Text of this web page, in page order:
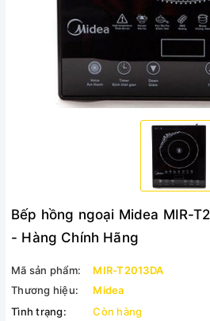
Bếp hồng ngoại Midea MIR-
- Hàng Chính Hãng
Mã sản phẩm:
MIR-T2013DA
Thương hiệu:
Midea
Tình trạng:
Còn hàng